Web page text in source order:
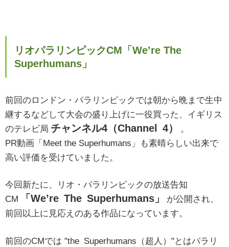
リオパラリンピックCM「We’re The
Superhumans」
前回のロンドン・パラリンピックでは朝から晩まで生中
継するなどして大会の盛り上げに一役買った、イギリス
のテレビ局 チャンネル4（Channel 4）
。
PR動画「Meet the Superhumans」も素晴らしい出来で
高い評価を受けていました。
今回新たに、リオ・パラリンピックの放送告知
CM
「We’re The Superhumans」
が公開され、
前回以上に見応えのある作品になっています。
前回のCMでは "the Superhumans（超人）"とはパラリ